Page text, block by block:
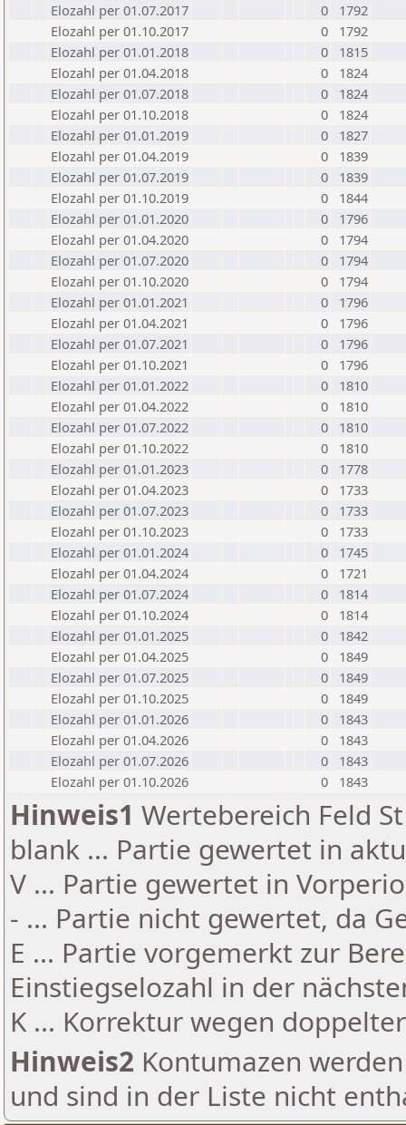
Elozahl per 01.07.2017
0
1792
Elozahl per 01.10.2017
0
1792
Elozahl per 01.01.2018
0
1815
Elozahl per 01.04.2018
0
1824
Elozahl per 01.07.2018
0
1824
Elozahl per 01.10.2018
0
1824
Elozahl per 01.01.2019
0
1827
Elozahl per 01.04.2019
0
1839
Elozahl per 01.07.2019
0
1839
Elozahl per 01.10.2019
0
1844
Elozahl per 01.01.2020
0
1796
Elozahl per 01.04.2020
0
1794
Elozahl per 01.07.2020
0
1794
Elozahl per 01.10.2020
0
1794
Elozahl per 01.01.2021
0
1796
Elozahl per 01.04.2021
0
1796
Elozahl per 01.07.2021
0
1796
Elozahl per 01.10.2021
0
1796
Elozahl per 01.01.2022
0
1810
Elozahl per 01.04.2022
0
1810
Elozahl per 01.07.2022
0
1810
Elozahl per 01.10.2022
0
1810
Elozahl per 01.01.2023
0
1778
Elozahl per 01.04.2023
0
1733
Elozahl per 01.07.2023
0
1733
Elozahl per 01.10.2023
0
1733
Elozahl per 01.01.2024
0
1745
Elozahl per 01.04.2024
0
1721
Elozahl per 01.07.2024
0
1814
Elozahl per 01.10.2024
0
1814
Elozahl per 01.01.2025
0
1842
Elozahl per 01.04.2025
0
1849
Elozahl per 01.07.2025
0
1849
Elozahl per 01.10.2025
0
1849
Elozahl per 01.01.2026
0
1843
Elozahl per 01.04.2026
0
1843
Elozahl per 01.07.2026
0
1843
Elozahl per 01.10.2026
0 1843
Hinweis1 Wertebereich Feld
blank ... Partie gewertet in
V ... Partie gewertet in
- ... Partie nicht gewertet, da
E ... Partie vorgemerkt zur
Einstiegselozahl in der
K ... Korrektur wegen
Hinweis2 Kontumazen
und sind in der Liste nicht